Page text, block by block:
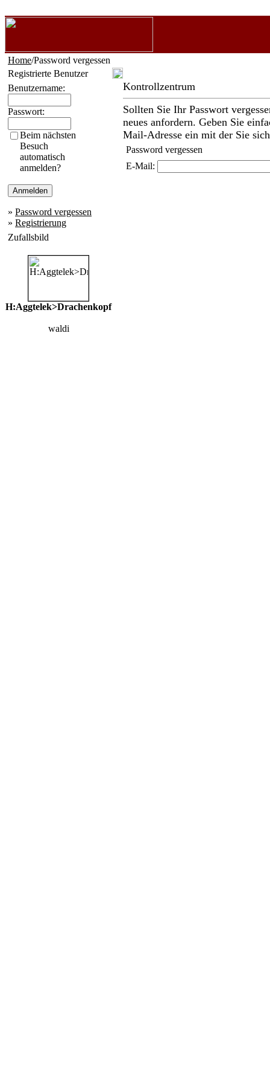
Home/Password vergessen
Registrierte Benutzer
Benutzername:
Passwort:
Beim nächsten
Besuch
automatisch
anmelden?
» Password vergessen
» Registrierung
Zufallsbild
H:Aggtelek>Drachenkopf
waldi
Kontrollzentrum
Sollten Sie Ihr Passwort
neues anfordern. Geben Sie
Mail-Adresse ein mit der Sie
Password vergessen
E-Mail: